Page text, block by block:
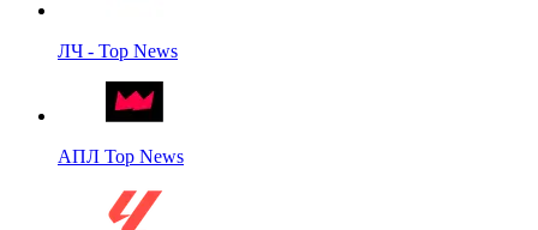
ЛЧ - Top News
АПЛ Top News